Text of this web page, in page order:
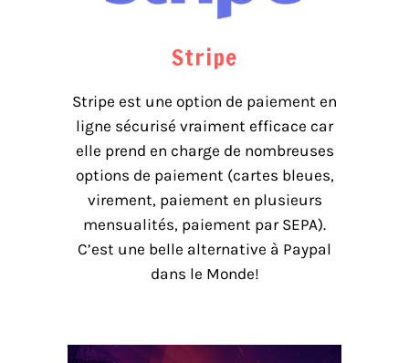
Stripe
Stripe est une option de paiement en
ligne sécurisé vraiment efficace car
elle prend en charge de nombreuses
options de paiement (cartes bleues,
virement, paiement en plusieurs
mensualités, paiement par SEPA).
C’est une belle alternative à Paypal
dans le Monde!